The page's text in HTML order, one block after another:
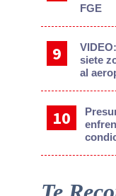
FGE
siete
al